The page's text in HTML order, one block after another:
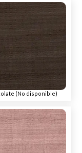
(No disponible)